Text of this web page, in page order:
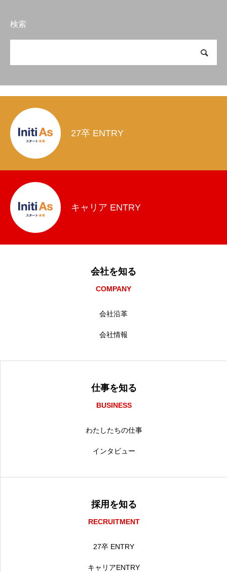
検索
27卒 ENTRY
キャリア ENTRY
会社を知る
COMPANY
会社沿革
会社情報
仕事を知る
BUSINESS
わたしたちの仕事
インタビュー
採用を知る
RECRUITMENT
27卒 ENTRY
キャリアENTRY